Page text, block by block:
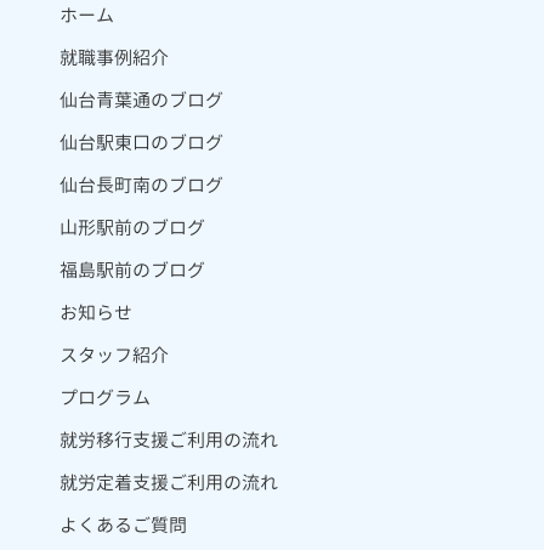
ホーム
就職事例紹介
仙台青葉通のブログ
仙台駅東口のブログ
仙台長町南のブログ
山形駅前のブログ
福島駅前のブログ
お知らせ
スタッフ紹介
プログラム
就労移行支援ご利用の流れ
就労定着支援ご利用の流れ
よくあるご質問